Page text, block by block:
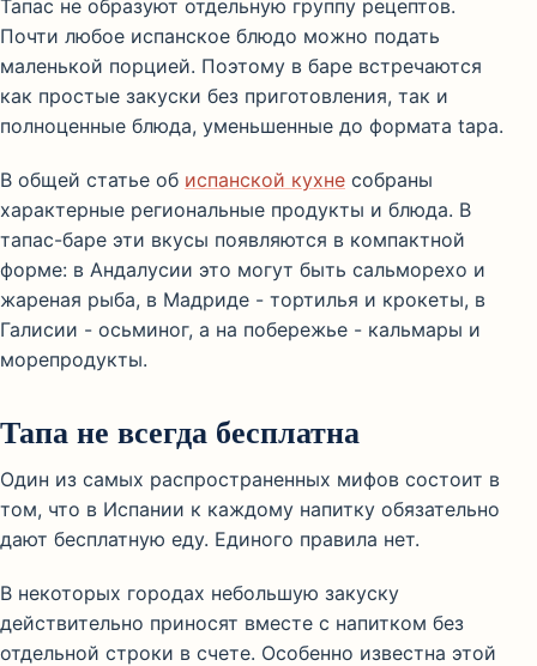
Тапас не образуют отдельную группу рецептов.
Почти любое испанское блюдо можно подать
маленькой порцией. Поэтому в баре встречаются
как простые закуски без приготовления, так и
полноценные блюда, уменьшенные до формата tapa.
В общей статье об испанской кухне собраны
характерные региональные продукты и блюда. В
тапас-баре эти вкусы появляются в компактной
форме: в Андалусии это могут быть сальморехо и
жареная рыба, в Мадриде - тортилья и крокеты, в
Галисии - осьминог, а на побережье - кальмары и
морепродукты.
Тапа не всегда бесплатна
Один из самых распространенных мифов состоит в
том, что в Испании к каждому напитку обязательно
дают бесплатную еду. Единого правила нет.
В некоторых городах небольшую закуску
действительно приносят вместе с напитком без
отдельной строки в счете. Особенно известна этой